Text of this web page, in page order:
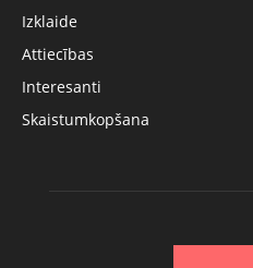
Izklaide
Attiecības
Interesanti
Skaistumkopšana